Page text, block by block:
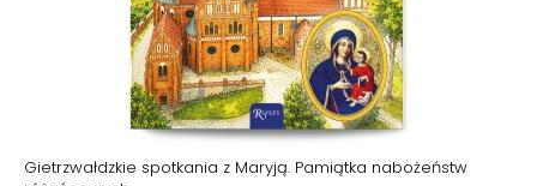
Gietrzwałdzkie spotkania z Maryją. Pamiątka nabożeństw